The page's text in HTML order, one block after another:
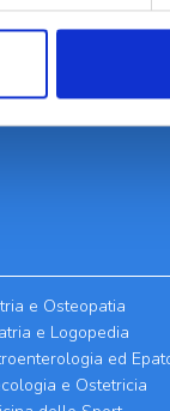
e Osteopatia
e Logopedia
ed
e Ostetricia